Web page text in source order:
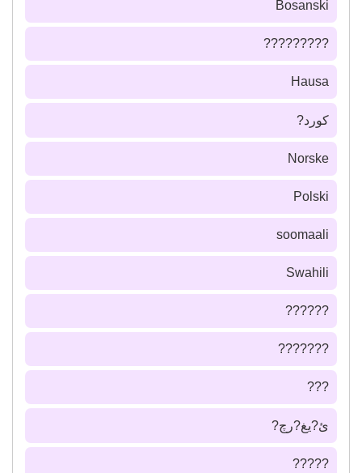
Bosanski
?????????
Hausa
كورد?
Norske
Polski
soomaali
Swahili
??????
???????
???
ئ?يغ?رچ?
?????